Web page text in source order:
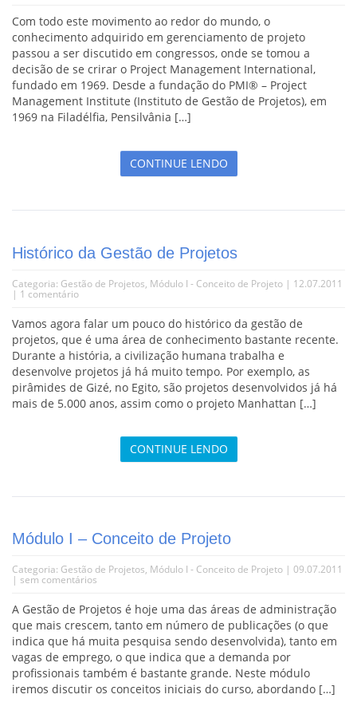
Com todo este movimento ao redor do mundo, o
conhecimento adquirido em gerenciamento de projeto
passou a ser discutido em congressos, onde se tomou a
decisão de se crirar o Project Management International,
fundado em 1969. Desde a fundação do PMI® – Project
Management Institute (Instituto de Gestão de Projetos), em
1969 na Filadélfia, Pensilvânia […]
CONTINUE LENDO
Histórico da Gestão de Projetos
Categoria: Gestão de Projetos, Módulo I - Conceito de Projeto | 12.07.2011
| 1 comentário
Vamos agora falar um pouco do histórico da gestão de
projetos, que é uma área de conhecimento bastante recente.
Durante a história, a civilização humana trabalha e
desenvolve projetos já há muito tempo. Por exemplo, as
pirâmides de Gizé, no Egito, são projetos desenvolvidos já há
mais de 5.000 anos, assim como o projeto Manhattan […]
CONTINUE LENDO
Módulo I – Conceito de Projeto
Categoria: Gestão de Projetos, Módulo I - Conceito de Projeto | 09.07.2011
| sem comentários
A Gestão de Projetos é hoje uma das áreas de administração
que mais crescem, tanto em número de publicações (o que
indica que há muita pesquisa sendo desenvolvida), tanto em
vagas de emprego, o que indica que a demanda por
profissionais também é bastante grande. Neste módulo
iremos discutir os conceitos iniciais do curso, abordando […]